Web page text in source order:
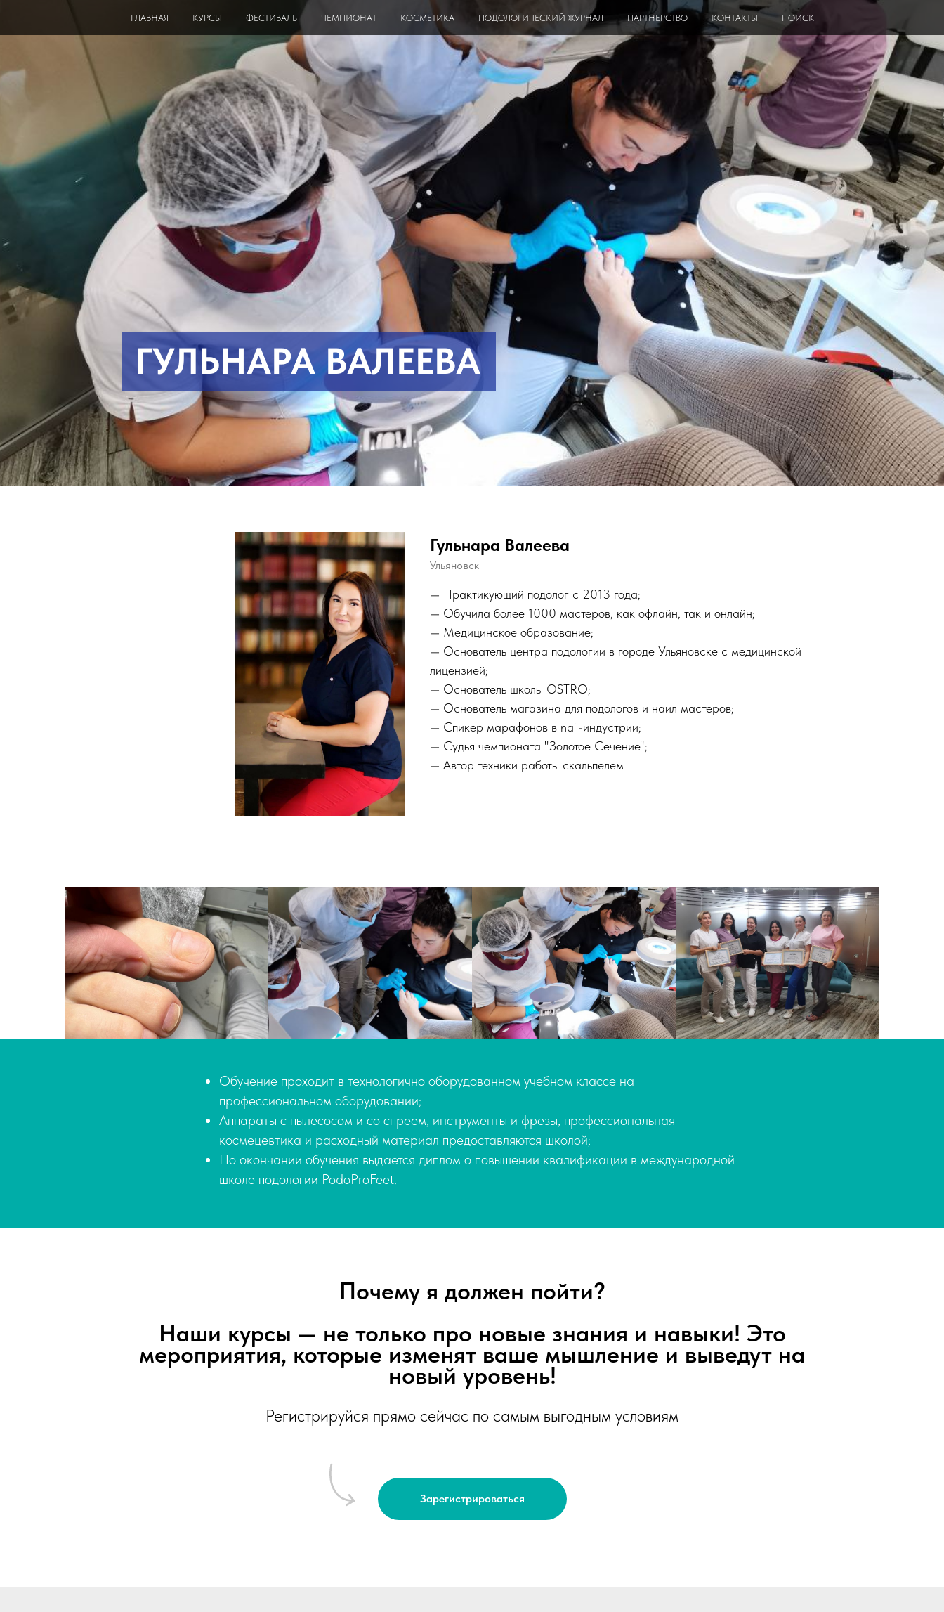
ГЛАВНАЯ КУРСЫ ФЕСТИВАЛЬ ЧЕМПИОНАТ КОСМЕТИКА ПОДОЛОГИЧЕСКИЙ ЖУРНАЛ ПАРТНЕРСТВО КОНТАКТЫ ПОИСК
ГУЛЬНАРА ВАЛЕЕВА
Ульяновск
Гульнара Валеева
— Практикующий подолог с 2013 года;
— Обучила более 1000 мастеров, как офлайн, так и онлайн;
— Медицинское образование;
— Основатель центра подологии в городе Ульяновске с медицинской
лицензией;
— Основатель школы OSTRO;
— Основатель магазина для подологов и наил мастеров;
— Спикер марафонов в nail-индустрии;
— Судья чемпионата "Золотое Сечение";
— Автор техники работы скальпелем
Обучение проходит в технологично оборудованном учебном классе на
профессиональном оборудовании;
Аппараты с пылесосом и со спреем, инструменты и фрезы, профессиональная
космецевтика и расходный материал предоставляются школой;
По окончании обучения выдается диплом о повышении квалификации в международной
школе подологии PodoProFeet.
Почему я должен пойти?
Наши курсы — не только про новые знания и навыки! Это
мероприятия, которые изменят ваше мышление и выведут на
новый уровень!
Регистрируйся прямо сейчас по самым выгодным условиям
Зарегистрироваться